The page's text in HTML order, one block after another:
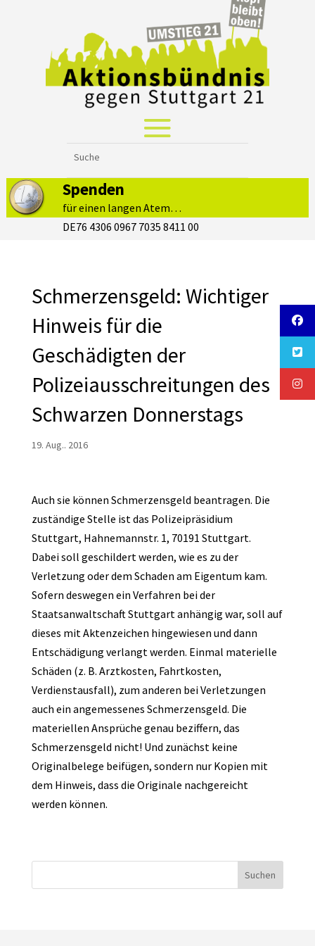
Spenden
für einen langen Atem…
DE76 4306 0967 7035 8411 00
Schmerzensgeld: Wichtiger
Hinweis für die
Geschädigten der
Polizeiausschreitungen des
Schwarzen Donnerstags
19. Aug.. 2016
Auch sie können Schmerzensgeld beantragen. Die
zuständige Stelle ist das Polizeipräsidium
Stuttgart, Hahnemannstr. 1, 70191 Stuttgart.
Dabei soll geschildert werden, wie es zu der
Verletzung oder dem Schaden am Eigentum kam.
Sofern deswegen ein Verfahren bei der
Staatsanwaltschaft Stuttgart anhängig war, soll auf
dieses mit Aktenzeichen hingewiesen und dann
Entschädigung verlangt werden. Einmal materielle
Schäden (z. B. Arztkosten, Fahrtkosten,
Verdienstausfall), zum anderen bei Verletzungen
auch ein angemessenes Schmerzensgeld. Die
materiellen Ansprüche genau beziffern, das
Schmerzensgeld nicht! Und zunächst keine
Originalbelege beifügen, sondern nur Kopien mit
dem Hinweis, dass die Originale nachgereicht
werden können.
Suchen